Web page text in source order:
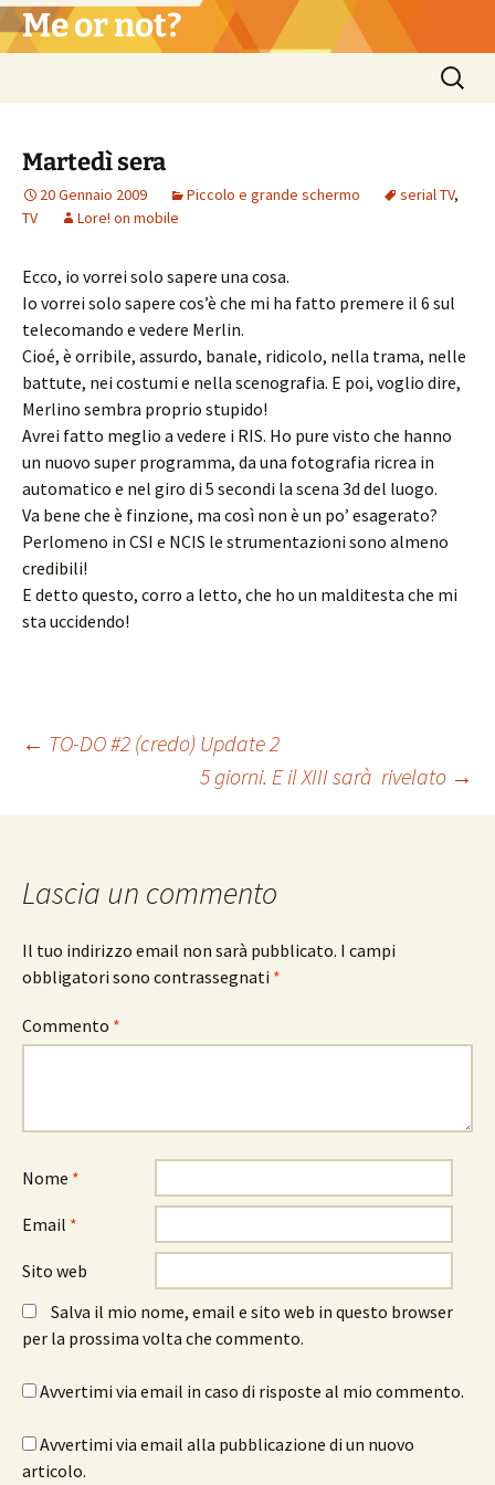
Vai
al Me or not?
Ricerca
per:
Martedì sera
20 Gennaio 2009 Piccolo e grande schermo serial TV,
TV
Lore! on mobile
Ecco, io vorrei solo sapere una cosa.
Io vorrei solo sapere cos’è che mi ha fatto premere il 6 sul
telecomando e vedere Merlin.
Cioé, è orribile, assurdo, banale, ridicolo, nella trama, nelle
battute, nei costumi e nella scenografia. E poi, voglio dire,
Merlino sembra proprio stupido!
Avrei fatto meglio a vedere i RIS. Ho pure visto che hanno
un nuovo super programma, da una fotografia ricrea in
automatico e nel giro di 5 secondi la scena 3d del luogo.
Va bene che è finzione, ma così non è un po’ esagerato?
Perlomeno in CSI e NCIS le strumentazioni sono almeno
credibili!
E detto questo, corro a letto, che ho un malditesta che mi
sta uccidendo!
Navigazione
articolo
← TO-DO #2 (credo) Update 2
5 giorni. E il XIII sarà rivelato →
Lascia un commento
Il tuo indirizzo email non sarà pubblicato. I campi
obbligatori sono contrassegnati *
Commento *
Nome *
Email *
Sito web
Salva il mio nome, email e sito web in questo browser
per la prossima volta che commento.
Avvertimi via email in caso di risposte al mio commento.
Avvertimi via email alla pubblicazione di un nuovo
articolo.